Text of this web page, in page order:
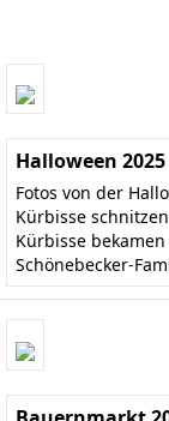
Halloween 2025
Fotos von der
Kürbisse
Kürbisse
Schönebecker-